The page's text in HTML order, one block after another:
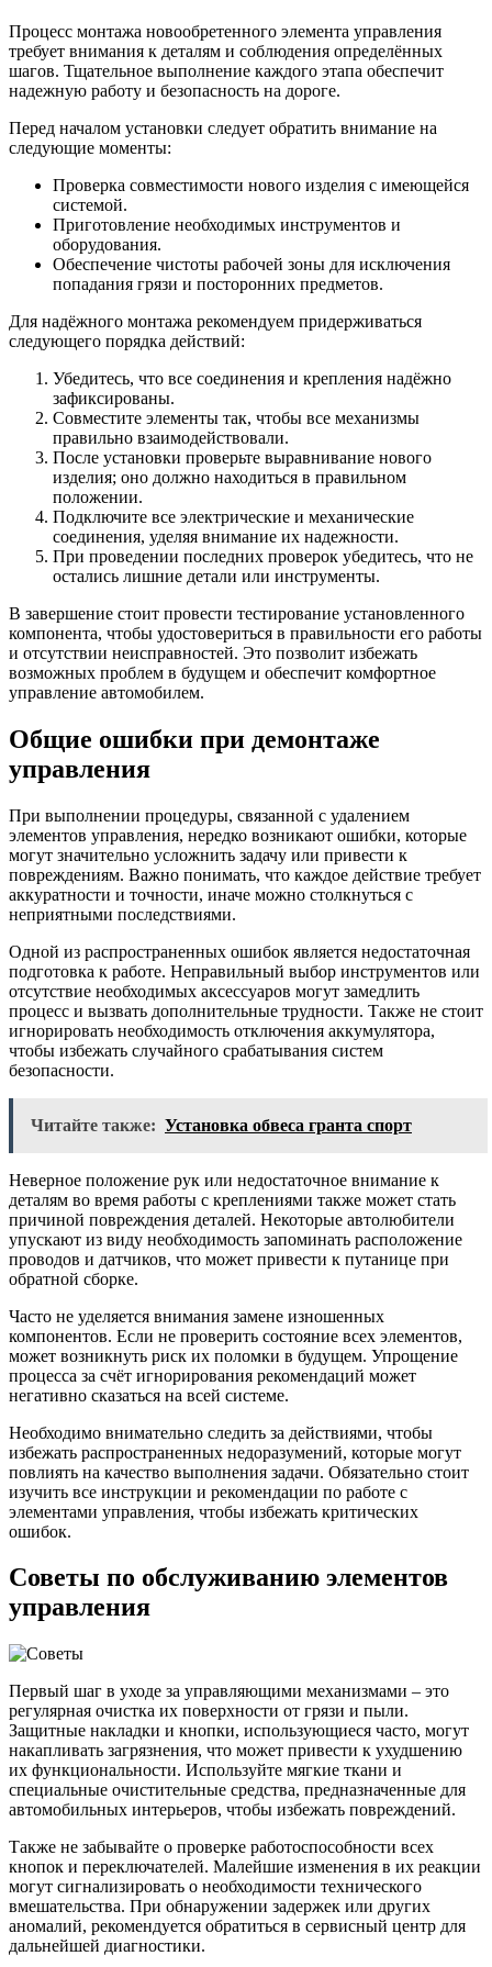
Процесс монтажа новообретенного элемента управления
требует внимания к деталям и соблюдения определённых
шагов. Тщательное выполнение каждого этапа обеспечит
надежную работу и безопасность на дороге.
Перед началом установки следует обратить внимание на
следующие моменты:
Проверка совместимости нового изделия с имеющейся
системой.
Приготовление необходимых инструментов и
оборудования.
Обеспечение чистоты рабочей зоны для исключения
попадания грязи и посторонних предметов.
Для надёжного монтажа рекомендуем придерживаться
следующего порядка действий:
Убедитесь, что все соединения и крепления надёжно
зафиксированы.
Совместите элементы так, чтобы все механизмы
правильно взаимодействовали.
После установки проверьте выравнивание нового
изделия; оно должно находиться в правильном
положении.
Подключите все электрические и механические
соединения, уделяя внимание их надежности.
При проведении последних проверок убедитесь, что не
остались лишние детали или инструменты.
В завершение стоит провести тестирование установленного
компонента, чтобы удостовериться в правильности его работы
и отсутствии неисправностей. Это позволит избежать
возможных проблем в будущем и обеспечит комфортное
управление автомобилем.
Общие ошибки при демонтаже
управления
При выполнении процедуры, связанной с удалением
элементов управления, нередко возникают ошибки, которые
могут значительно усложнить задачу или привести к
повреждениям. Важно понимать, что каждое действие требует
аккуратности и точности, иначе можно столкнуться с
неприятными последствиями.
Одной из распространенных ошибок является недостаточная
подготовка к работе. Неправильный выбор инструментов или
отсутствие необходимых аксессуаров могут замедлить
процесс и вызвать дополнительные трудности. Также не стоит
игнорировать необходимость отключения аккумулятора,
чтобы избежать случайного срабатывания систем
безопасности.
Читайте также: Установка обвеса гранта спорт
Неверное положение рук или недостаточное внимание к
деталям во время работы с креплениями также может стать
причиной повреждения деталей. Некоторые автолюбители
упускают из виду необходимость запоминать расположение
проводов и датчиков, что может привести к путанице при
обратной сборке.
Часто не уделяется внимания замене изношенных
компонентов. Если не проверить состояние всех элементов,
может возникнуть риск их поломки в будущем. Упрощение
процесса за счёт игнорирования рекомендаций может
негативно сказаться на всей системе.
Необходимо внимательно следить за действиями, чтобы
избежать распространенных недоразумений, которые могут
повлиять на качество выполнения задачи. Обязательно стоит
изучить все инструкции и рекомендации по работе с
элементами управления, чтобы избежать критических
ошибок.
Советы по обслуживанию элементов
управления
Первый шаг в уходе за управляющими механизмами – это
регулярная очистка их поверхности от грязи и пыли.
Защитные накладки и кнопки, использующиеся часто, могут
накапливать загрязнения, что может привести к ухудшению
их функциональности. Используйте мягкие ткани и
специальные очистительные средства, предназначенные для
автомобильных интерьеров, чтобы избежать повреждений.
Также не забывайте о проверке работоспособности всех
кнопок и переключателей. Малейшие изменения в их реакции
могут сигнализировать о необходимости технического
вмешательства. При обнаружении задержек или других
аномалий, рекомендуется обратиться в сервисный центр для
дальнейшей диагностики.